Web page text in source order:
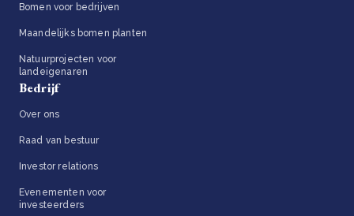
Bomen voor bedrijven
Maandelijks bomen planten
Natuurprojecten voor
landeigenaren
Bedrijf
Over ons
Raad van bestuur
Investor relations
Evenementen voor
investeerders